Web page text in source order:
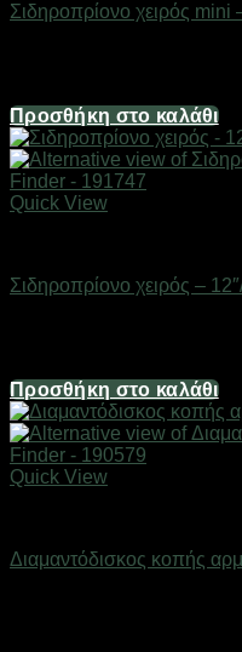
Σιδηροπρίονο χειρός
Προσθήκη στο καλάθι
Quick View
Σιδηροπρίονο χειρός –
Προσθήκη στο καλάθι
Quick View
Διαμαντόδισκος κοπής